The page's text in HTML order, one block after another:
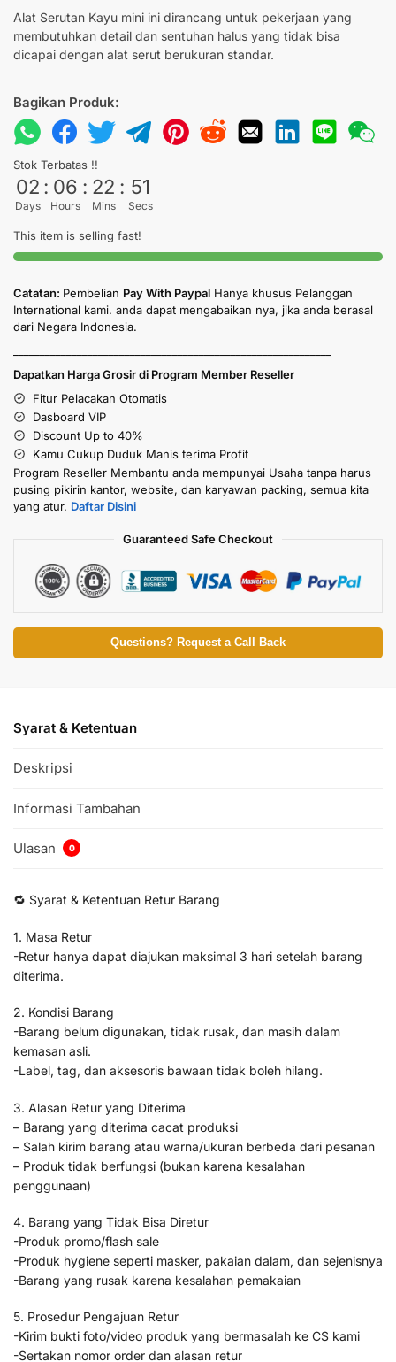
Alat Serutan Kayu mini ini dirancang untuk pekerjaan yang
membutuhkan detail dan sentuhan halus yang tidak bisa
dicapai dengan alat serut berukuran standar.
Bagikan Produk:
Stok Terbatas !!
02
Days
: 06
Hours
: 22
Mins
: 50
Secs
This item is selling fast!
Catatan: Pembelian Pay With Paypal Hanya khusus Pelanggan
International kami. anda dapat mengabaikan nya, jika anda berasal
dari Negara Indonesia.
Dapatkan Harga Grosir di Program Member Reseller
Fitur Pelacakan Otomatis
Dasboard VIP
Discount Up to 40%
Kamu Cukup Duduk Manis terima Profit
Program Reseller Membantu anda mempunyai Usaha tanpa harus
pusing pikirin kantor, website, dan karyawan packing, semua kita
yang atur. Daftar Disini
Guaranteed Safe Checkout
Questions? Request a Call Back
Syarat & Ketentuan
Deskripsi
Informasi Tambahan
Ulasan 0
🔁 Syarat & Ketentuan Retur Barang
1. Masa Retur
-Retur hanya dapat diajukan maksimal 3 hari setelah barang
diterima.
2. Kondisi Barang
-Barang belum digunakan, tidak rusak, dan masih dalam
kemasan asli.
-Label, tag, dan aksesoris bawaan tidak boleh hilang.
3. Alasan Retur yang Diterima
– Barang yang diterima cacat produksi
– Salah kirim barang atau warna/ukuran berbeda dari pesanan
– Produk tidak berfungsi (bukan karena kesalahan
penggunaan)
4. Barang yang Tidak Bisa Diretur
-Produk promo/flash sale
-Produk hygiene seperti masker, pakaian dalam, dan sejenisnya
-Barang yang rusak karena kesalahan pemakaian
5. Prosedur Pengajuan Retur
-Kirim bukti foto/video produk yang bermasalah ke CS kami
-Sertakan nomor order dan alasan retur